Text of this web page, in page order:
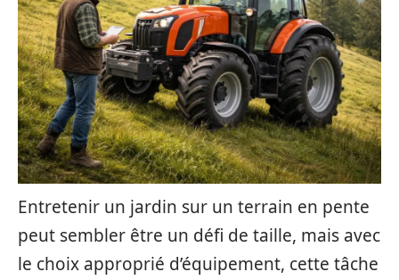
Entretenir un jardin sur un terrain en pente
peut sembler être un défi de taille, mais avec
le choix approprié d’équipement, cette tâche